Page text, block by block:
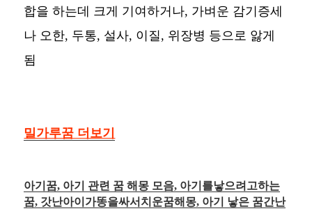
합을 하는데 크게 기여하거나, 가벼운 감기증세
나 오한, 두통, 설사, 이질, 위장병 등으로 앓게
됨
밀가루꿈 더보기
아기꿈, 아기 관련 꿈 해몽 모음, 아기를낳으려고하는
꿈, 갓난아이가똥을싸서치운꿈해몽, 아기 낳은 꿈간난